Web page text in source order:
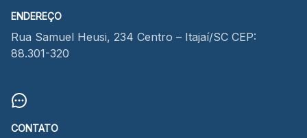
ENDEREÇO
Rua Samuel Heusi, 234 Centro – Itajaí/SC CEP:
88.301-320
CONTATO